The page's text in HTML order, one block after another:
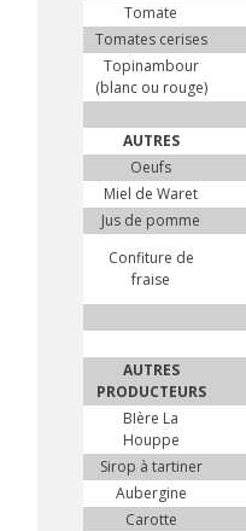
Tomate
Tomates cerises
Topinambour
(blanc ou rouge)
AUTRES
Oeufs
Miel de Waret
Jus de pomme
Confiture de
fraise
AUTRES
PRODUCTEURS
BIère La
Houppe
Sirop à tartiner
Aubergine
Carotte